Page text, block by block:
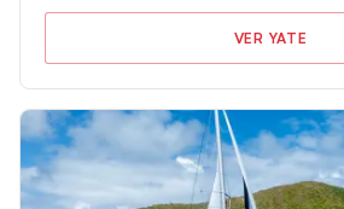
VER YATE